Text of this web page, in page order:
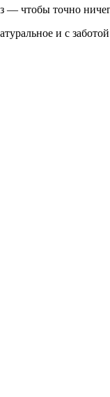
— чтобы точно
и с заботой